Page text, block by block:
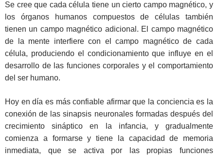
Se cree que cada célula tiene un cierto campo magnético, y
los órganos humanos compuestos de células también
tienen un campo magnético adicional. El campo magnético
de la mente interfiere con el campo magnético de cada
célula, produciendo el condicionamiento que influye en el
desarrollo de las funciones corporales y el comportamiento
del ser humano.
Hoy en día es más confiable afirmar que la conciencia es la
conexión de las sinapsis neuronales formadas después del
crecimiento sináptico en la infancia, y gradualmente
comienza a formarse y tiene la capacidad de memoria
inmediata, que se activa por las propias funciones